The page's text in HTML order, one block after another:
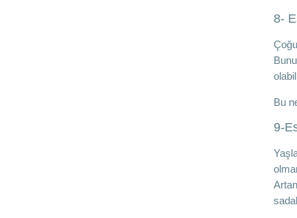
8-
Bu
9-